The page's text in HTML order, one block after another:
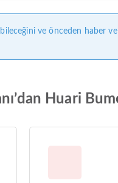
ve önceden haber
Huari